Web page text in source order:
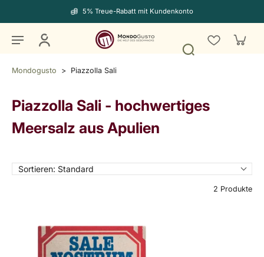
5% Treue-Rabatt mit Kundenkonto
Mondogusto > Piazzolla Sali
Piazzolla Sali - hochwertiges
Meersalz aus Apulien
Sortieren: Standard
2 Produkte